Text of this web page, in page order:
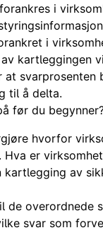
i
i
kartleggingen
svarprosenten
til å delta.
før du
hvorfor
Hva er
kartlegging av
de overordnede
svar som